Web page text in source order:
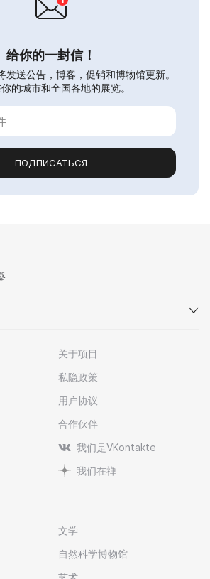
给你的一封信！
发送公告，博客，促销和博物馆更新。
的城市和全国各地的展览。
ПОДПИСАТЬСЯ
关于项目
私隐政策
用户协议
合作伙伴
我们是VKontakte
我们在禅
文学
自然科学博物馆